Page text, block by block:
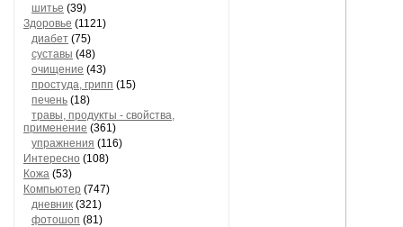
шитье (39)
Здоровье (1121)
диабет (75)
суставы (48)
очищение (43)
простуда, грипп (15)
печень (18)
травы, продукты - свойства,
применение (361)
упражнения (116)
Интересно (108)
Кожа (53)
Компьютер (747)
дневник (321)
фотошоп (81)